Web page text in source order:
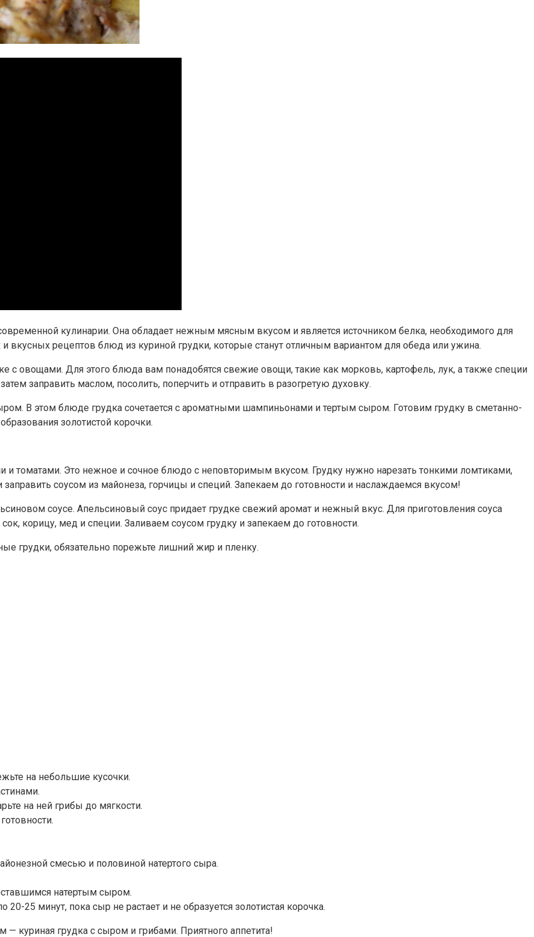
кулинарии. Она обладает нежным мясным вкусом и является источником белка, необходимого для
вкусных рецептов блюд из куриной грудки, которые станут отличным вариантом для обеда или ужина.
с овощами. Для этого блюда вам понадобятся свежие овощи, такие как морковь, картофель, лук, а также специи
заправить маслом, посолить, поперчить и отправить в разогретую духовку.
В этом блюде грудка сочетается с ароматными шампиньонами и тертым сыром. Готовим грудку в сметанно-
золотистой корочки.
и томатами. Это нежное и сочное блюдо с неповторимым вкусом. Грудку нужно нарезать тонкими ломтиками,
соусом из майонеза, горчицы и специй. Запекаем до готовности и наслаждаемся вкусом!
соусе. Апельсиновый соус придает грудке свежий аромат и нежный вкус. Для приготовления соуса
корицу, мед и специи. Заливаем соусом грудку и запекаем до готовности.
грудки, обязательно порежьте лишний жир и пленку.
на небольшие кусочки.
на ней грибы до мягкости.
смесью и половиной натертого сыра.
натертым сыром.
25 минут, пока сыр не растает и не образуется золотистая корочка.
куриная грудка с сыром и грибами. Приятного аппетита!